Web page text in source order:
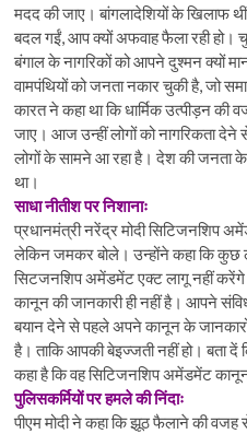
मदद की जाए। बांगलादेशियों के खिलाफ थीं
बदल गईं, आप क्यों अफवाह फैला रही हो।
बंगाल के नागरिकों को आपने दुश्मन क्यों
वामपंथियों को जनता नकार चुकी है, जो
कारत ने कहा था कि धार्मिक उत्पीड़न
जाए। आज उन्हीं लोगों को नागरिकता
लोगों के सामने आ रहा है। देश की जनता
था।
साधा नीतीश पर निशानाः
प्रधानमंत्री नरेंद्र मोदी सिटिजनशिप
लेकिन जमकर बोले। उन्होंने कहा कि कुछ
सिटजनशिप अमेंडमेंट एक्ट लागू नहीं
कानून की जानकारी ही नहीं है। आपने
बयान देने से पहले अपने कानून के
है। ताकि आपकी बेइज्जती नहीं हो। बता दें
कहा है कि वह सिटिजनशिप अमेंडमेंट कानून
पुलिसकर्मियों पर हमले की निंदाः
पीएम मोदी ने कहा कि झूठ फैलाने की वजह